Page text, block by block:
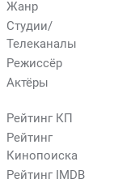
Жанр
Студии/
Телеканалы
Режиссёр
Актёры
Рейтинг КП
Рейтинг
Кинопоиска
Рейтинг IMDB